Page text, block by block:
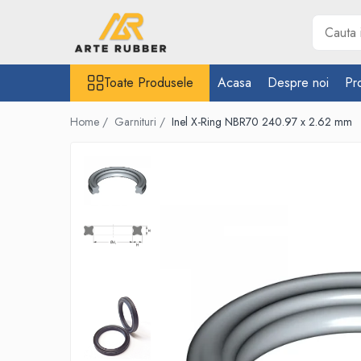
Toate Produsele
Profile din cauciuc
Cauciuc NBR (rezistent la uleiuri)
Cauciuc Viton (FKM/FPM)
Cauciuc silicon spongios
Garnituri din cauciuc cu metal
Toate Produsele Acasa Despre noi
Home / Garnituri / Inel X-Ring NBR70 240.97 x 2.62 mm